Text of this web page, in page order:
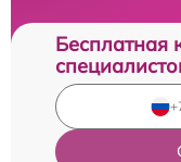
Бесплатная